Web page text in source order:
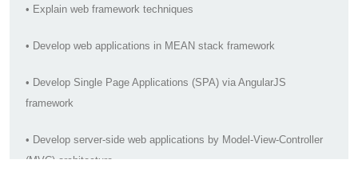
• Explain web framework techniques
• Develop web applications in MEAN stack framework
• Develop Single Page Applications (SPA) via AngularJS
framework
• Develop server-side web applications by Model-View-Controller
(MVC) architecture